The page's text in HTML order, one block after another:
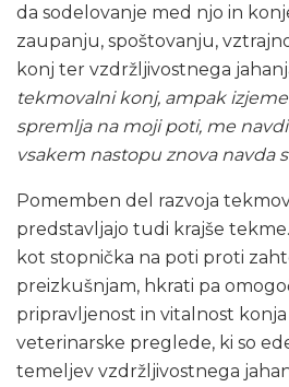
da sodelovanje med njo in
zaupanju, spoštovanju,
konj ter vzdržljivostnega
tekmovalni konj, ampak
spremlja na moji poti, me
vsakem nastopu znova navda
Pomemben del razvoja
predstavljajo tudi krajše
kot stopnička na poti proti
preizkušnjam, hkrati pa
pripravljenost in vitalnost
veterinarske preglede, ki so
temeljev vzdržljivostnega